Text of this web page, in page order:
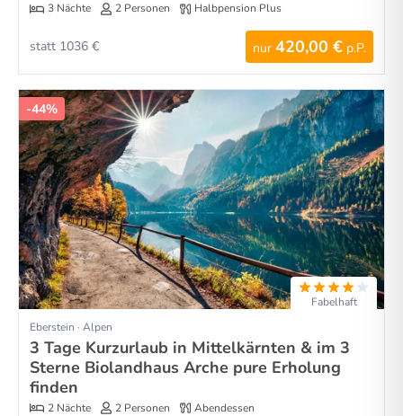
3 Nächte 2 Personen Halbpension Plus
nur 420,00 € p.P.
statt 1036 €
-44%
Fabelhaft
Eberstein · Alpen
3 Tage Kurzurlaub in Mittelkärnten & im 3
Sterne Biolandhaus Arche pure Erholung
finden
2 Nächte 2 Personen Abendessen